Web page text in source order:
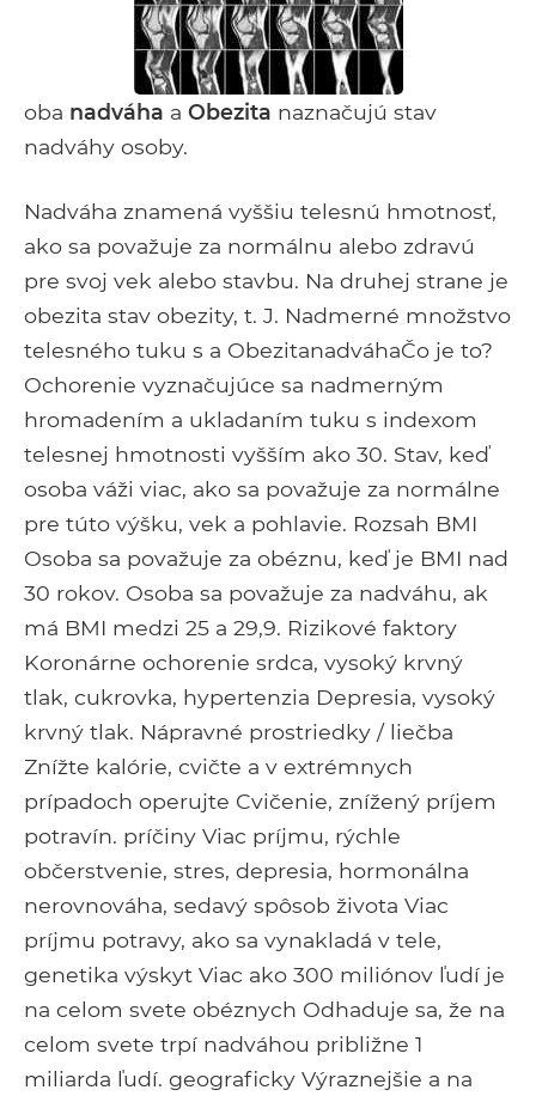
oba nadváha a Obezita naznačujú stav
nadváhy osoby.
Nadváha znamená vyššiu telesnú hmotnosť,
ako sa považuje za normálnu alebo zdravú
pre svoj vek alebo stavbu. Na druhej strane je
obezita stav obezity, t. J. Nadmerné množstvo
telesného tuku s a ObezitanadváhaČo je to?
Ochorenie vyznačujúce sa nadmerným
hromadením a ukladaním tuku s indexom
telesnej hmotnosti vyšším ako 30. Stav, keď
osoba váži viac, ako sa považuje za normálne
pre túto výšku, vek a pohlavie. Rozsah BMI
Osoba sa považuje za obéznu, keď je BMI nad
30 rokov. Osoba sa považuje za nadváhu, ak
má BMI medzi 25 a 29,9. Rizikové faktory
Koronárne ochorenie srdca, vysoký krvný
tlak, cukrovka, hypertenzia Depresia, vysoký
krvný tlak. Nápravné prostriedky / liečba
Znížte kalórie, cvičte a v extrémnych
prípadoch operujte Cvičenie, znížený príjem
potravín. príčiny Viac príjmu, rýchle
občerstvenie, stres, depresia, hormonálna
nerovnováha, sedavý spôsob života Viac
príjmu potravy, ako sa vynakladá v tele,
genetika výskyt Viac ako 300 miliónov ľudí je
na celom svete obéznych Odhaduje sa, že na
celom svete trpí nadváhou približne 1
miliarda ľudí. geograficky Výraznejšie a na